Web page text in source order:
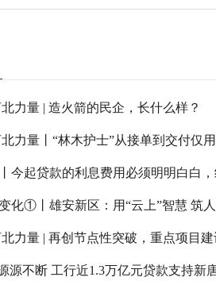
力量 | 造火箭的民企，长什么样？
化①丨雄安新区：用“云上”智慧 筑
源不断 工行近1.3万亿元贷款支持新